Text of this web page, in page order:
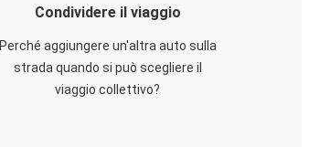
Condividere il viaggio
Perché aggiungere un'altra auto sulla
strada quando si può scegliere il
viaggio collettivo?